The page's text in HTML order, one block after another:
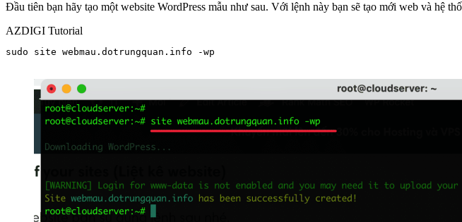
Đầu tiên bạn hãy tạo một website WordPress mẫu như sau. Với lệnh này bạn sẽ tạo mới web và hệ
AZDIGI Tutorial
sudo site webmau.dotrungquan.info -wp